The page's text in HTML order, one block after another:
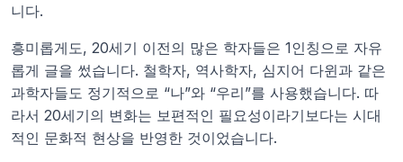
니다.
흥미롭게도, 20세기 이전의 많은 학자들은 1인칭으로 자유
롭게 글을 썼습니다. 철학자, 역사학자, 심지어 다윈과 같은
과학자들도 정기적으로 “나”와 “우리”를 사용했습니다. 따
라서 20세기의 변화는 보편적인 필요성이라기보다는 시대
적인 문화적 현상을 반영한 것이었습니다.